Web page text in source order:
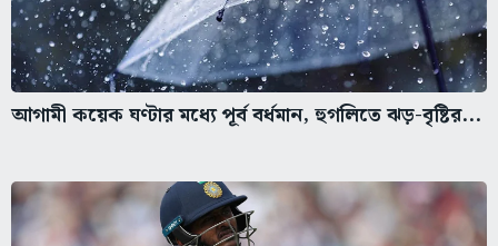
আগামী কয়েক ঘণ্টার মধ্যে পূর্ব বর্ধমান, হুগলিতে ঝড়-বৃষ্টির...